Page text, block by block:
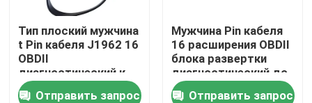
Свяжитесь мы
Спросите цитату
Тип плоский мужчина
t Pin кабеля J1962 16
OBDII
диагностический к
женской длине 30cm
Отправить запрос
Мужчина Pin кабеля
16 расширения OBDII
блока развертки
диагностический до
2 женских 12V 24V
Отправить запрос